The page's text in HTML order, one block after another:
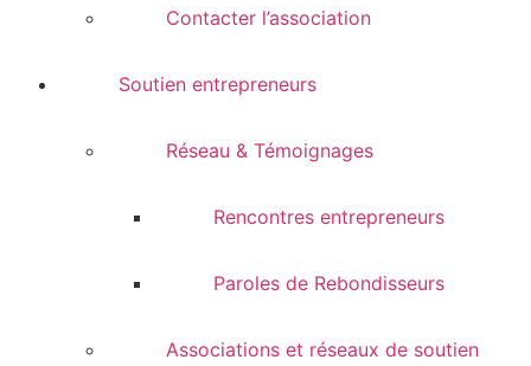
Contacter l’association
Soutien entrepreneurs
Réseau & Témoignages
Rencontres entrepreneurs
Paroles de Rebondisseurs
Associations et réseaux de soutien